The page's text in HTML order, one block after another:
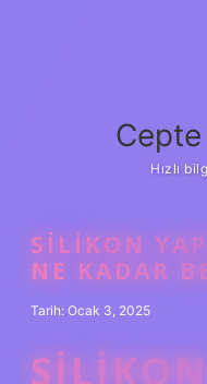
Cepte
Hızlı
SILIKON
NE KADAR
Tarih: Ocak 3, 2025